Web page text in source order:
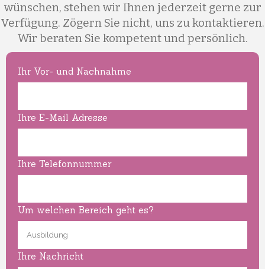
wünschen, stehen wir Ihnen jederzeit gerne zur
Verfügung. Zögern Sie nicht, uns zu kontaktieren.
Wir beraten Sie kompetent und persönlich.
Ihr Vor- und Nachnahme
Ihre E-Mail Adresse
Ihre Telefonnummer
Um welchen Bereich geht es?
Ihre Nachricht